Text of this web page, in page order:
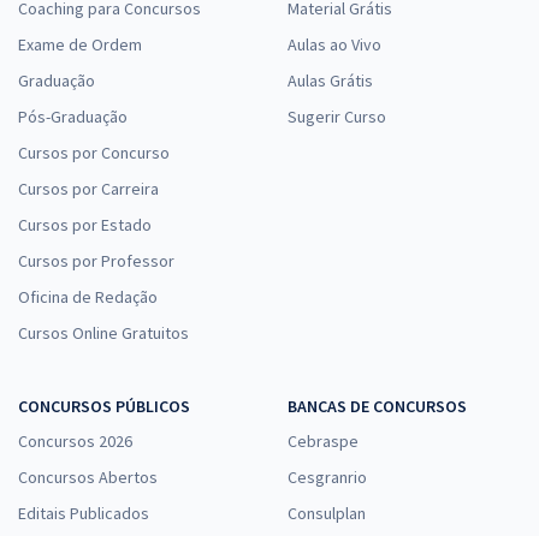
Coaching para Concursos
Exame de Ordem
Graduação
Pós-Graduação
Cursos por Concurso
Cursos por Carreira
Cursos por Estado
Cursos por Professor
Oficina de Redação
Cursos Online Gratuitos
Material Grátis
Aulas ao Vivo
Aulas Grátis
Sugerir Curso
CONCURSOS PÚBLICOS
Concursos 2026
Concursos Abertos
Editais Publicados
BANCAS DE CONCURSOS
Cebraspe
Cesgranrio
Consulplan